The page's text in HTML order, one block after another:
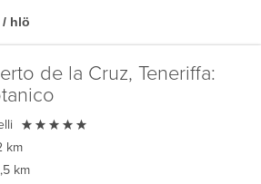
/ hlö
de la Cruz, Teneriffa:

km
km